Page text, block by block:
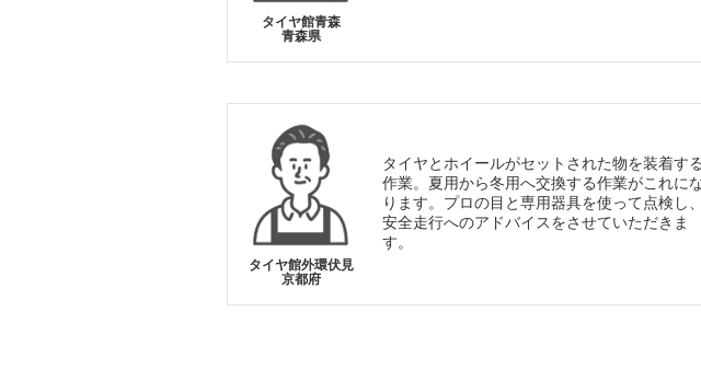
タイヤ館青森
青森県
タイヤ館外環伏見
京都府
タイヤとホイールがセットされた物を装着する
作業。夏用から冬用へ交換する作業がこれに
ります。プロの目と専用器具を使って点検し、
安全走行へのアドバイスをさせていただきま
す。